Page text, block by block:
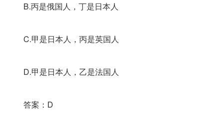
B.丙是俄国人，丁是日本人
C.甲是日本人，丙是英国人
D.甲是日本人，乙是法国人
答案：D